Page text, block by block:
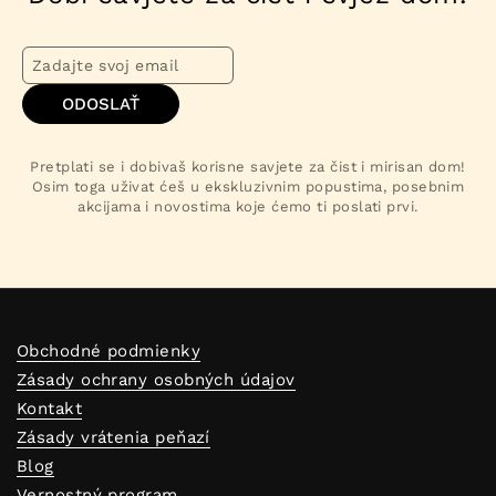
ODOSLAŤ
Pretplati se i dobivaš korisne savjete za čist i mirisan dom!
Osim toga uživat ćeš u ekskluzivnim popustima, posebnim
akcijama i novostima koje ćemo ti poslati prvi.
Obchodné podmienky
Zásady ochrany osobných údajov
Kontakt
Zásady vrátenia peňazí
Blog